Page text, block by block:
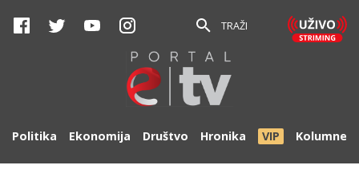
TRAŽI
Politika Ekonomija Društvo Hronika VIP Kolumne